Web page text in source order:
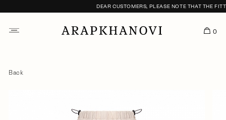
DEAR CUSTOMERS, PLEASE NOTE THAT THE
0
Back